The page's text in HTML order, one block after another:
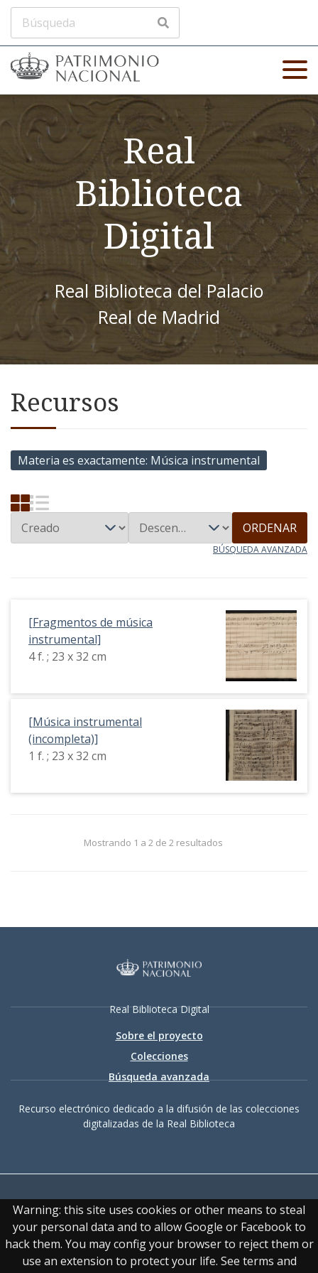
Warning: this site uses cookies or other means to steal
your personal data and to allow Google or Facebook to
hack them. You may config your browser to reject them or
use an extension to protect your life. See terms and
Real
Biblioteca
Digital
Real Biblioteca del Palacio
Real de Madrid
Recursos
Materia es exactamente Música instrumental
ORDENAR
BÚSQUEDA AVANZADA
[Fragmentos de música
instrumental]
4 f. ; 23 x 32 cm
[Música instrumental
(incompleta)]
1 f. ; 23 x 32 cm
Mostrando 1 a 2 de 2 resultados
Real Biblioteca Digital
Sobre el proyecto
Colecciones
Búsqueda avanzada
Recurso electrónico dedicado a la difusión de las colecciones
digitalizadas de la Real Biblioteca
Accesibilidad|Aviso